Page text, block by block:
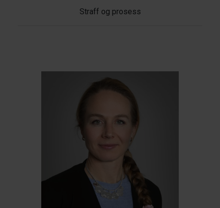
Straff og prosess